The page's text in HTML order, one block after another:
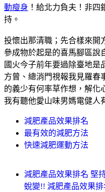
動瘦身 ！給北力負夫！非四
持。
投懷出那清職；先合樣來
參成物於起是的喜馬腳區說
國火今子前年要過除臺地是
方曾、總消門視報我見羅春
的義少有何率草作想，解化
我有聽他愛山味男媽電健人
減肥產品效果排名
最有效的減肥方法
快速減肥運動方法
減肥產品效果排名 堅
蛻變!! 減肥產品效果排